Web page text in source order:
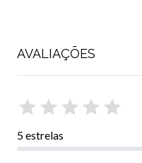
AVALIAÇÕES
5 estrelas